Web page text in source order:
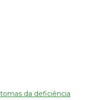
da deficiência